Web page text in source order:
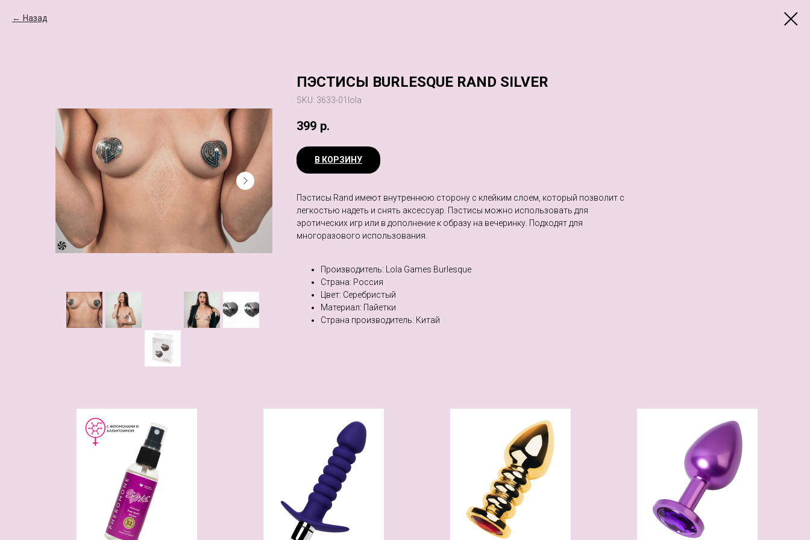
Назад
ПЭСТИСЫ BURLESQUE RAND SILVER
SKU: 3633-01lola
399 р.
В КОРЗИНУ
Пэстисы Rand имеют внутреннюю сторону с клейким слоем, который позволит c
легкостью надеть и снять аксессуар. Пэстисы можно использовать для
эротических игр или в дополнение к образу на вечеринку. Подходят для
многоразового использования.
Производитель: Lola Games Burlesque
Страна: Россия
Цвет: Серебристый
Материал: Пайетки
Страна производитель: Китай